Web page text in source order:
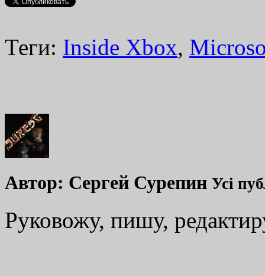
Теги: Inside Xbox,
Автор: Сергей Сурепин Усі
Руковожу, пишу,